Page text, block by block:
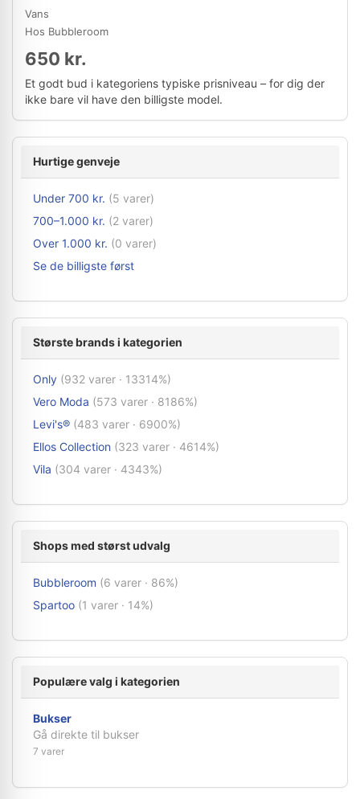
Vans
Hos Bubbleroom
650 kr.
Et godt bud i kategoriens typiske prisniveau – for dig der
ikke bare vil have den billigste model.
Hurtige genveje
Under 700 kr. (5 varer)
700–1.000 kr. (2 varer)
Over 1.000 kr. (0 varer)
Se de billigste først
Største brands i kategorien
Only (932 varer · 13314%)
Vero Moda (573 varer · 8186%)
Levi's® (483 varer · 6900%)
Ellos Collection (323 varer · 4614%)
Vila (304 varer · 4343%)
Shops med størst udvalg
Bubbleroom (6 varer · 86%)
Spartoo (1 varer · 14%)
Populære valg i kategorien
Bukser
Gå direkte til bukser
7 varer